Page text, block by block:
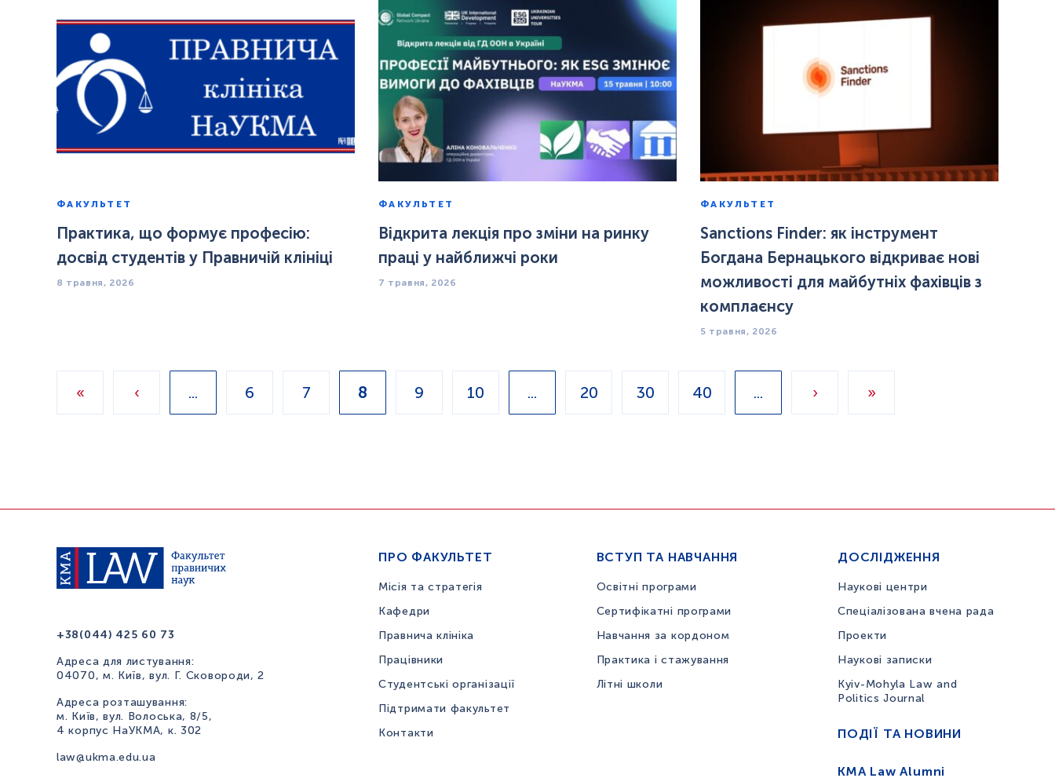
ФАКУЛЬТЕТ
Практика, що формує професію:
досвід студентів у Правничій клініці
8 травня, 2026
ФАКУЛЬТЕТ
Відкрита лекція про зміни на ринку
праці у найближчі роки
7 травня, 2026
ФАКУЛЬТЕТ
Sanctions Finder: як інструмент
Богдана Бернацького відкриває нові
можливості для майбутніх фахівців з
комплаєнсу
5 травня, 2026
« ‹ ... 6 7 8 9 10 ... 20 30 40 ... › »
+38(044) 425 60 73
Адреса для листування:
04070, м. Київ, вул. Г. Сковороди, 2
Адреса розташування:
м. Київ, вул. Волоська, 8/5,
4 корпус НаУКМА, к. 302
law@ukma.edu.ua
ПРО ФАКУЛЬТЕТ
Місія та стратегія
Кафедри
Правнича клініка
Працівники
Студентські організації
Підтримати факультет
Контакти
ВСТУП ТА НАВЧАННЯ
Освітні програми
Сертифікатні програми
Навчання за кордоном
Практика і стажування
Літні школи
ДОСЛІДЖЕННЯ
Наукові центри
Спеціалізована вчена рада
Проекти
Наукові записки
Kyiv-Mohyla Law and
Politics Journal
ПОДІЇ ТА НОВИНИ
KMA Law Alumni